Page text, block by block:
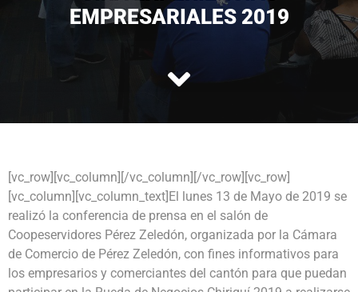
EMPRESARIALES 2019
[vc_row][vc_column][/vc_column][/vc_row][vc_row]
[vc_column][vc_column_text]El lunes 13 de Mayo de 2019 se
realizó la conferencia de prensa en el salón de
Coopeservidores Pérez Zeledón, organizada por la Cámara
de Comercio de Pérez Zeledón, con fines informativos para
los empresarios y comerciantes del cantón para que puedan